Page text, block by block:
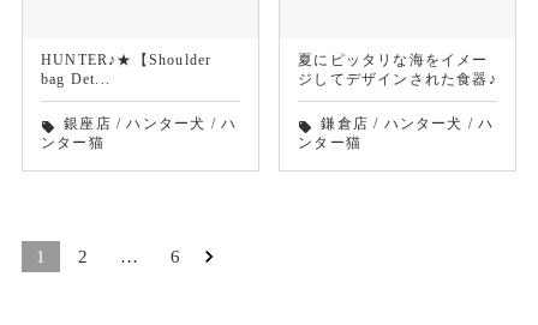
HUNTER♪★【Shoulder
bag Det...
local_offer 銀座店 /ハンター犬 / ハ
ンター猫
夏にピッタリな海をイメー
ジしてデザインされた食器♪
local_offer 鎌倉店 / ハンター犬 /ハ
ンター猫
1 2 … 6